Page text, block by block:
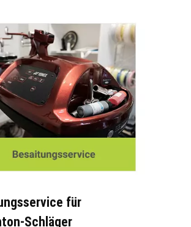
für
Schläger